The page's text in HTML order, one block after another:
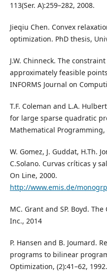
113(Ser. A):259–282, 2008.
Jieqiu Chen. Convex
optimization. PhD thesis,
J.W. Chinneck. The
approximately feasible
INFORMS Journal on
T.F. Coleman and L.A.
for large sparse quadratic
Mathematical Programming,
W. Gomez, J. Guddat, H.Th.
C.Solano. Curvas críticas y
On Line, 2000.
http://www.emis.de/
MC. Grant and SP. Boyd. The
Inc., 2014
P. Hansen and B. Joumard.
programs to bilinear
Optimization, (2):41–62, 1992.